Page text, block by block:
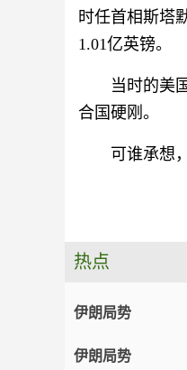
时任首相斯塔
1.01亿英镑。
当时的美
合国硬刚。
可谁承想
热点
伊朗局势
伊朗局势